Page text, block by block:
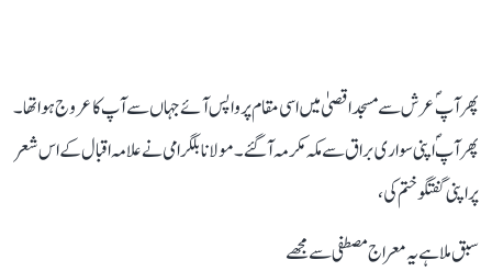
پھر آپؐ عرش سے مسجد اقصیٰ میں اسی مقام پر واپس آئے جہاں سے آپ کا عروج ہوا تھا۔
پھر آپؐ اپنی سواری براق سے مکہ مکرمہ آگئے۔ مولانا بلگرامی نے علامہ اقبال کے اس شعر
پر اپنی گفتگو ختم کی،
سبق ملا ہے یہ معراج مصطفی سے مجھے